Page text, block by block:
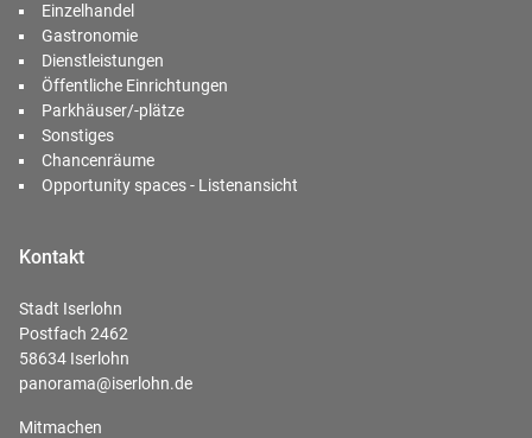
Einzelhandel
Gastronomie
Dienstleistungen
Öffentliche Einrichtungen
Parkhäuser/-plätze
Sonstiges
Chancenräume
Opportunity spaces - Listenansicht
Kontakt
Stadt Iserlohn
Postfach 2462
58634 Iserlohn
panorama@iserlohn.de
Mitmachen